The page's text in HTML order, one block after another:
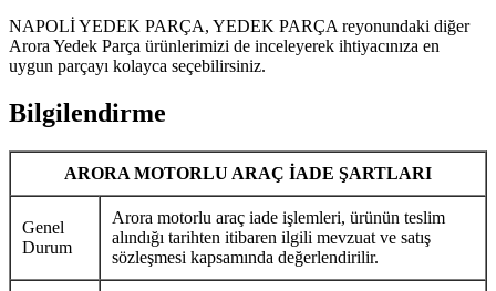
NAPOLİ YEDEK PARÇA, YEDEK PARÇA reyonundaki diğer
Arora Yedek Parça ürünlerimizi de inceleyerek ihtiyacınıza en
uygun parçayı kolayca seçebilirsiniz.
Bilgilendirme
ARORA MOTORLU ARAÇ İADE ŞARTLARI
Genel
Durum
Arora motorlu araç iade işlemleri, ürünün teslim
alındığı tarihten itibaren ilgili mevzuat ve satış
sözleşmesi kapsamında değerlendirilir.